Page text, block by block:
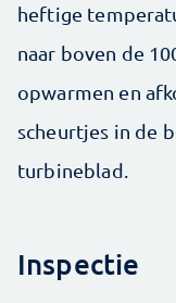
heftige
naar boven de
opwarmen en
scheurtjes in de
turbineblad.
Inspectie